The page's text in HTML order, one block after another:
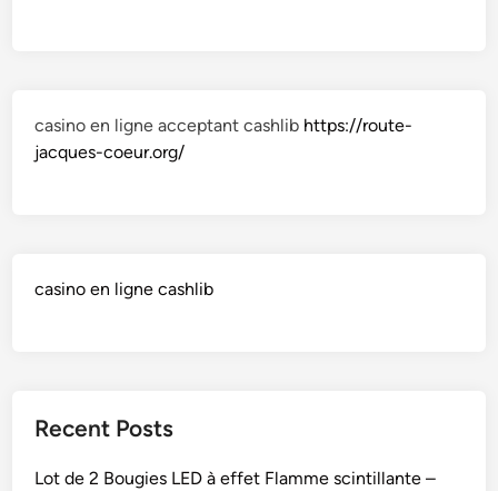
casino en ligne acceptant cashlib https://route-
jacques-coeur.org/
casino en ligne cashlib
Recent Posts
Lot de 2 Bougies LED à effet Flamme scintillante –